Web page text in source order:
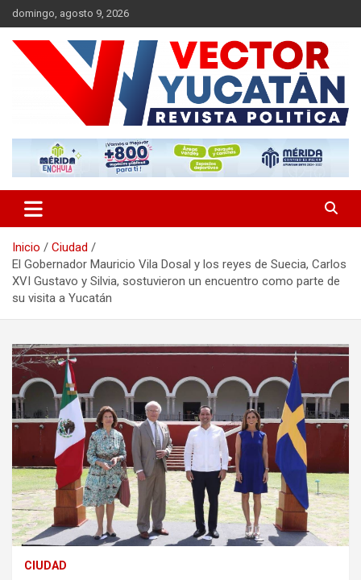
Saltar
al
contenido
domingo, agosto 9, 2026
Vector Yucatán
Inicio
Ciudad
El Gobernador Mauricio Vila Dosal y los reyes de Suecia, Carlos
XVI Gustavo y Silvia, sostuvieron un encuentro como parte de
su visita a Yucatán
CIUDAD